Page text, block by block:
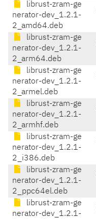
librust-zram-ge
nerator-dev_1.2.1-
2_amd64.deb
librust-zram-ge
nerator-dev_1.2.1-
2_arm64.deb
librust-zram-ge
nerator-dev_1.2.1-
2_armel.deb
librust-zram-ge
nerator-dev_1.2.1-
2_armhf.deb
librust-zram-ge
nerator-dev_1.2.1-
2_i386.deb
librust-zram-ge
nerator-dev_1.2.1-
2_ppc64el.deb
librust-zram-ge
nerator-dev_1.2.1-